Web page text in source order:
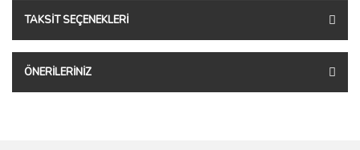
TAKSIT SEÇENEKLERI
ÖNERILERINIZ